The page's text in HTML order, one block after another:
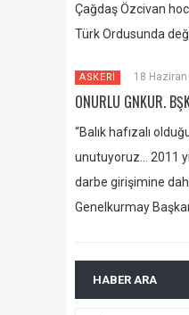
Çağdaş Özcivan
Türk Ordusunda
ASKERİ 18
ONURLU GNKUR.
“Balık hafızalı
unutuyoruz… 2011
darbe girişimine
Genelkurmay
HABER ARA